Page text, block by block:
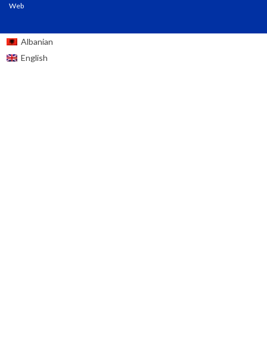
Web
Albanian
English